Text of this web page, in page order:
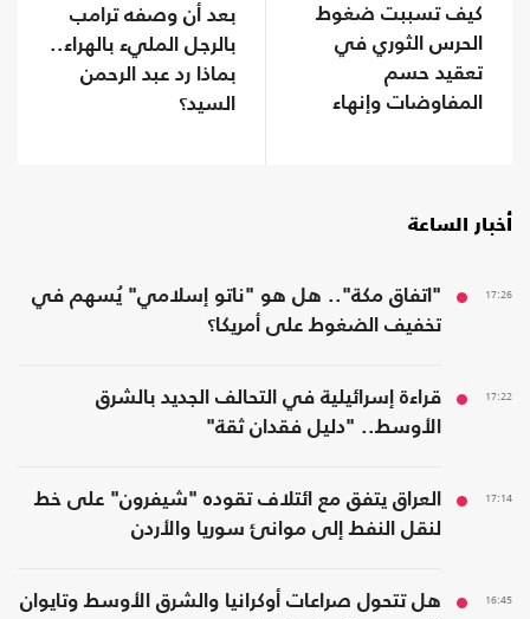
كيف تسببت ضغوط
الحرس الثوري في
تعقيد حسم
المفاوضات وإنهاء
بعد أن وصفه ترامب
بالرجل المليء بالهراء..
بماذا رد عبد الرحمن
السيد؟
أخبار الساعة
17:26
"اتفاق مكة".. هل هو "ناتو إسلامي" يُسهم في
تخفيف الضغوط على أمريكا؟
17:22
قراءة إسرائيلية في التحالف الجديد بالشرق
الأوسط.. "دليل فقدان ثقة"
17:14
العراق يتفق مع ائتلاف تقوده "شيفرون" على خط
لنقل النفط إلى موانئ سوريا والأردن
16:45
هل تتحول صراعات أوكرانيا والشرق الأوسط وتايوان